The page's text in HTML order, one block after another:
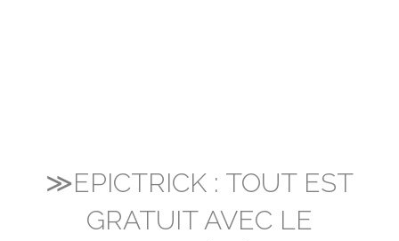
≫EPICTRICK : TOUT EST
GRATUIT AVEC LE